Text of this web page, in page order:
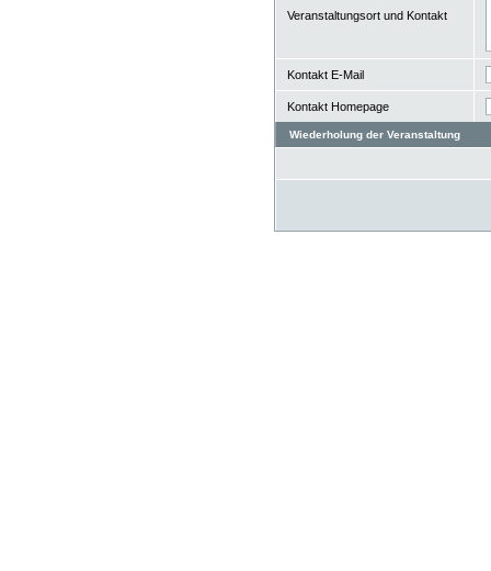
Veranstaltungsort und Kontakt
Kontakt E-Mail
Kontakt Homepage
Wiederholung der Veranstaltung